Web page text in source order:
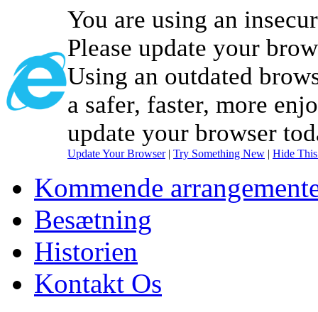
You are using an
Please update your
Using an outdated
a safer, faster, more
update your browser
Update Your Browser| Try Something New | Hide
Kommende
Besætning
Historien
Kontakt Os